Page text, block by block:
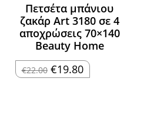
Πετσέτα μπάνιου
ζακάρ Art 3180 σε 4
αποχρώσεις 70×140
Beauty Home
€22.00 Original
price
€19.80Η
τρέχουσα